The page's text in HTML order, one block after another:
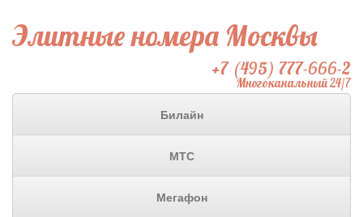
Элитные номера Москвы
+7 (495) 777-666-2
Многоканальный 24/7
Билайн
МТС
Мегафон